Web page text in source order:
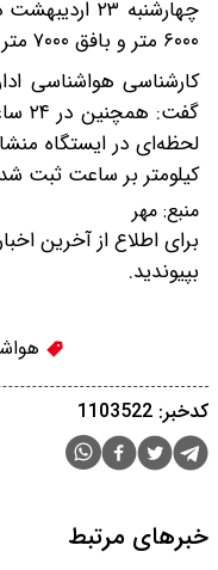
۶۰۰۰ متر و بافق ۷۰۰۰ متر ثبت شد.
کارشناسی هواشناسی
کیلومتر بر ساعت ثبت
منبع: مهر
برای اطلاع از آخرین
بپیوندید.
کدخبر: 1103522
خبرهای مرتبط